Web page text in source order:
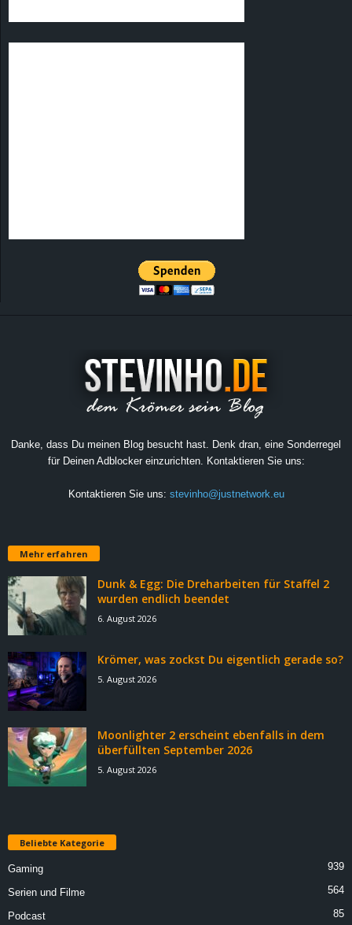
Danke, dass Du meinen Blog besucht hast. Denk dran, eine Sonderregel
für Deinen Adblocker einzurichten. Kontaktieren Sie uns:
Kontaktieren Sie uns: stevinho@justnetwork.eu
Mehr erfahren
Dunk & Egg: Die Dreharbeiten für Staffel 2
wurden endlich beendet
6. August 2026
Krömer, was zockst Du eigentlich gerade so?
5. August 2026
Moonlighter 2 erscheint ebenfalls in dem
überfüllten September 2026
5. August 2026
Beliebte Kategorie
Gaming 939
Serien und Filme 564
Podcast 85